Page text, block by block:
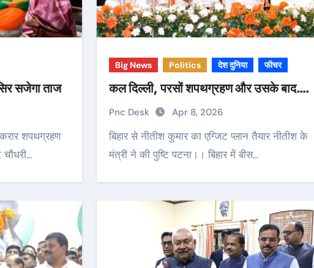
सजेगा ताज
Big News Politics देश दुनिया फीचर
कल दिल्ली, परसों शपथग्रहण और उसके बाद….
Pnc Desk Apr 8, 2026
बिहार से नीतीश कुमार का एग्जिट प्लान तैयार नीतीश के
मंत्री ने की पुष्टि पटना।। बिहार में बीस…